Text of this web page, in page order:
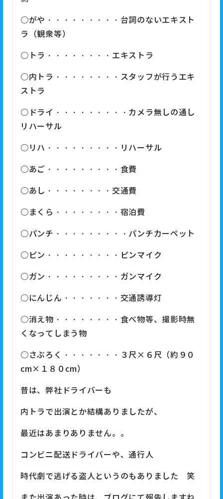
○がや・・・・・・・・・台詞のないエキスト
ラ（観衆等）
○トラ・・・・・・・・エキストラ
○内トラ・・・・・・・・スタッフが行うエキ
ストラ
○ドライ・・・・・・・・・カメラ無しの通し
リハーサル
○リハ・・・・・・・・・リハーサル
○あご・・・・・・・・・食費
○あし・・・・・・・・交通費
○まくら・・・・・・・・宿泊費
○パンチ・・・・・・・・・パンチカーペット
○ピン・・・・・・・・・ピンマイク
○ガン・・・・・・・・・ガンマイク
○にんじん・・・・・・・交通誘導灯
○消え物・・・・・・・・食べ物等、撮影時無
くなってしまう物
○さぶろく・・・・・・・３尺×６尺（約９０
cm×１８０cm）
昔は、弊社ドライバーも
内トラで出演とか結構ありましたが、
最近はあまりありません。。
コンビニ配送ドライバーや、通行人
時代劇で逃げる盗人というのもありました 笑